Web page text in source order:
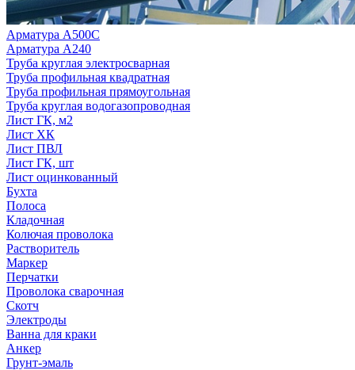
Арматура А500С
Арматура А240
Труба круглая электросварная
Труба профильная квадратная
Труба профильная прямоугольная
Труба круглая водогазопроводная
Лист ГК, м2
Лист ХК
Лист ПВЛ
Лист ГК, шт
Лист оцинкованный
Бухта
Полоса
Кладочная
Колючая проволока
Растворитель
Маркер
Перчатки
Проволока сварочная
Скотч
Электроды
Ванна для краки
Анкер
Грунт-эмаль